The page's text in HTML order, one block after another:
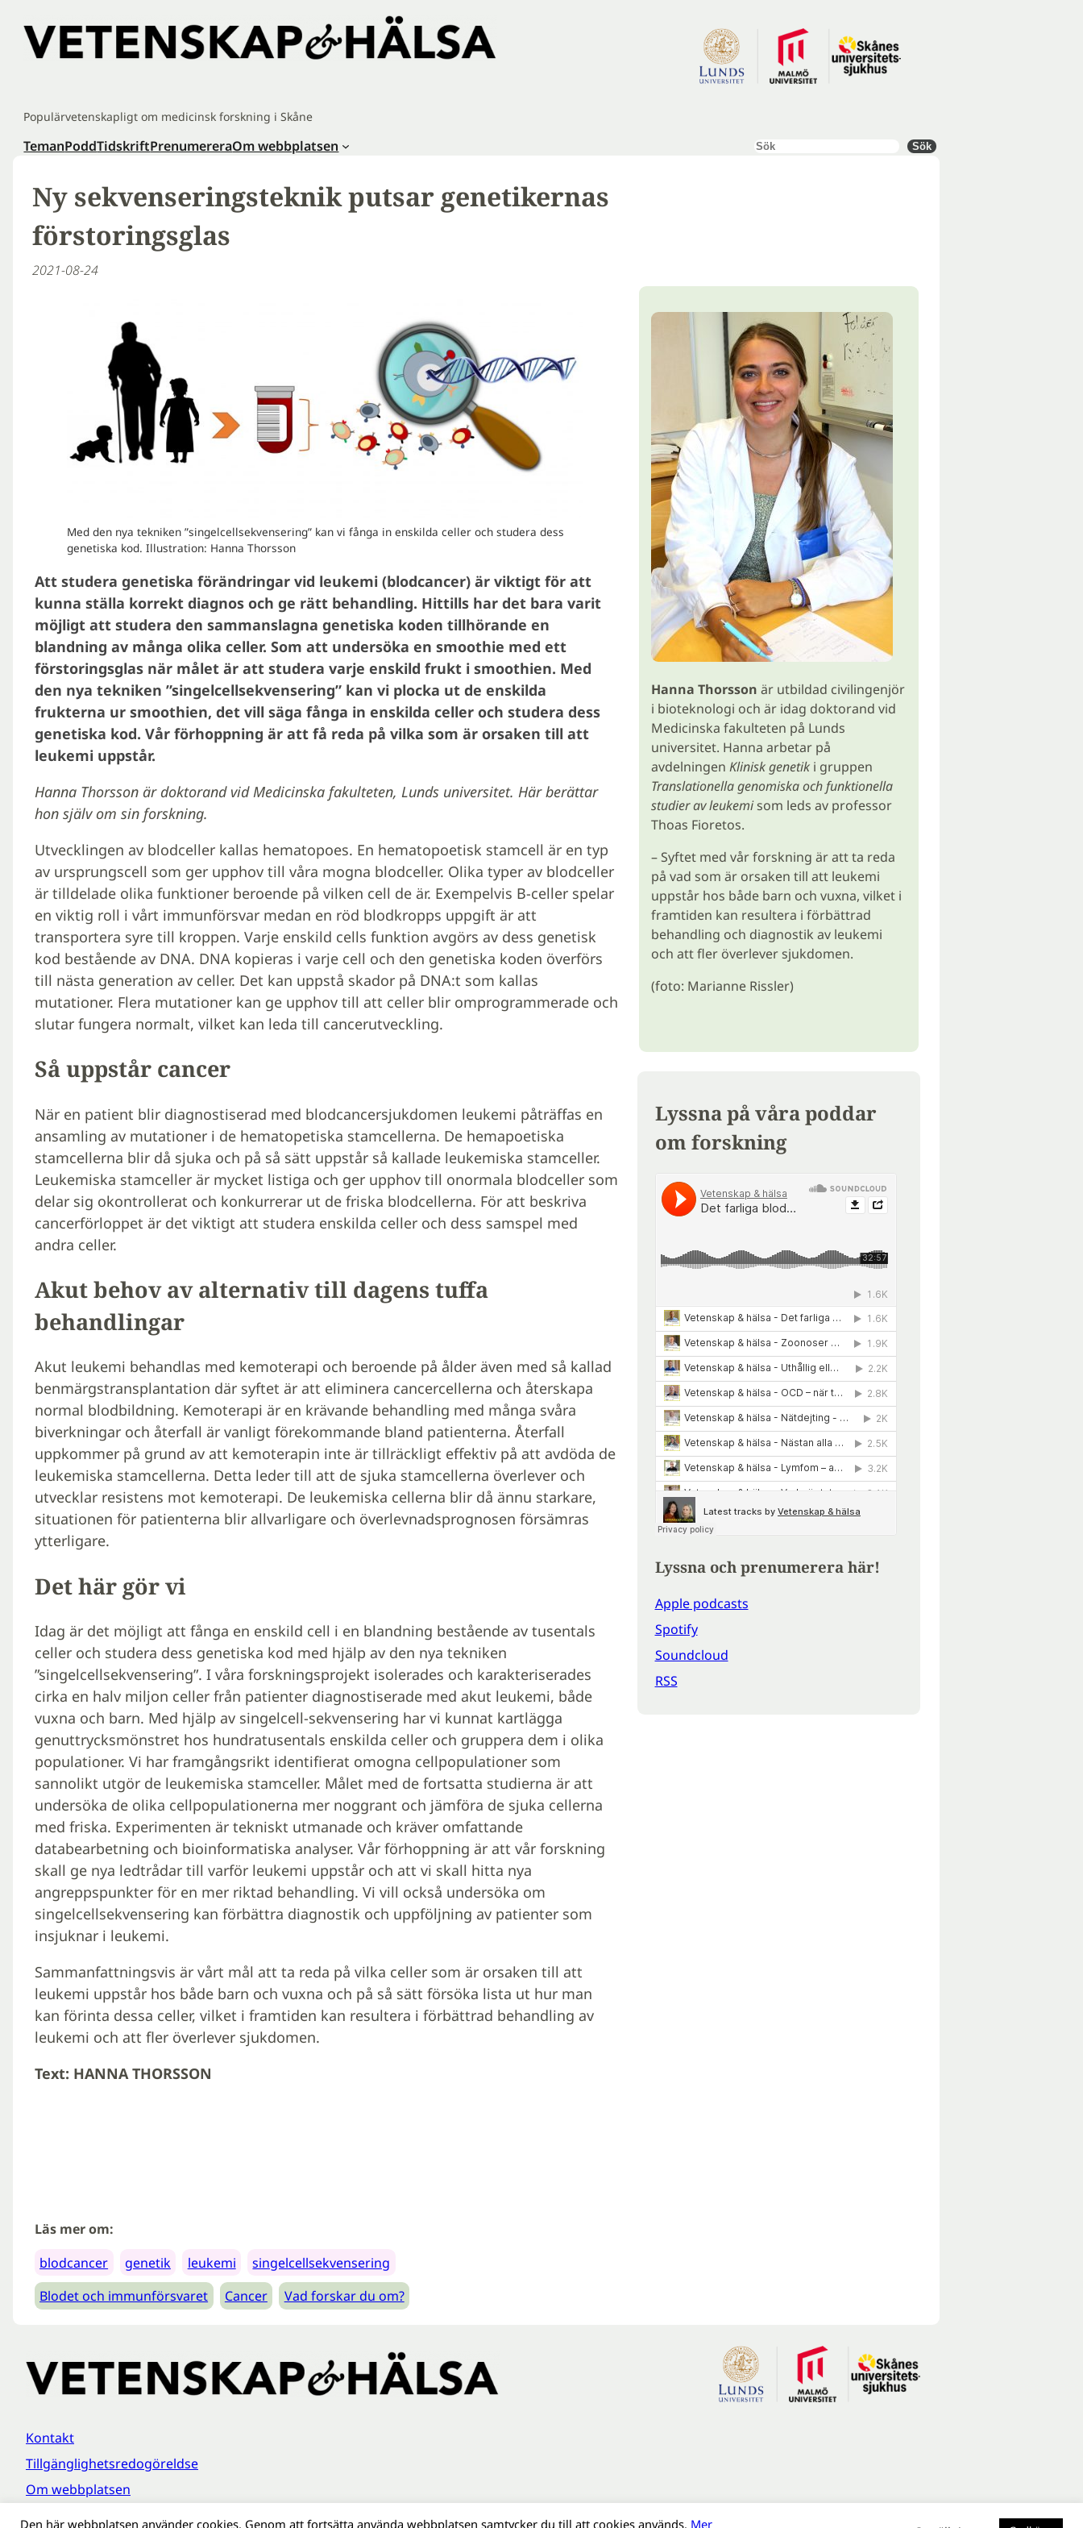
innehåll
Populärvetenskapligt om medicinsk forskning i Skåne
TemanPoddTidskriftPrenumereraOm webbplatsen Sök Sök
Ny sekvenseringsteknik putsar genetikernas
förstoringsglas
2021-08-24
Med den nya tekniken ”singelcellsekvensering” kan vi fånga in enskilda celler och studera dess
genetiska kod. Illustration: Hanna Thorsson
Att studera genetiska förändringar vid leukemi (blodcancer) är viktigt för att
kunna ställa korrekt diagnos och ge rätt behandling. Hittills har det bara varit
möjligt att studera den sammanslagna genetiska koden tillhörande en
blandning av många olika celler. Som att undersöka en smoothie med ett
förstoringsglas när målet är att studera varje enskild frukt i smoothien. Med
den nya tekniken ”singelcellsekvensering” kan vi plocka ut de enskilda
frukterna ur smoothien, det vill säga fånga in enskilda celler och studera dess
genetiska kod. Vår förhoppning är att få reda på vilka som är orsaken till att
leukemi uppstår.
Hanna Thorsson är doktorand vid Medicinska fakulteten, Lunds universitet. Här berättar
hon själv om sin forskning.
Utvecklingen av blodceller kallas hematopoes. En hematopoetisk stamcell är en typ
av ursprungscell som ger upphov till våra mogna blodceller. Olika typer av blodceller
är tilldelade olika funktioner beroende på vilken cell de är. Exempelvis B-celler spelar
en viktig roll i vårt immunförsvar medan en röd blodkropps uppgift är att
transportera syre till kroppen. Varje enskild cells funktion avgörs av dess genetisk
kod bestående av DNA. DNA kopieras i varje cell och den genetiska koden överförs
till nästa generation av celler. Det kan uppstå skador på DNA:t som kallas
mutationer. Flera mutationer kan ge upphov till att celler blir omprogrammerade och
slutar fungera normalt, vilket kan leda till cancerutveckling.
Så uppstår cancer
När en patient blir diagnostiserad med blodcancersjukdomen leukemi påträffas en
ansamling av mutationer i de hematopetiska stamcellerna. De hemapoetiska
stamcellerna blir då sjuka och på så sätt uppstår så kallade leukemiska stamceller.
Leukemiska stamceller är mycket listiga och ger upphov till onormala blodceller som
delar sig okontrollerat och konkurrerar ut de friska blodcellerna. För att beskriva
cancerförloppet är det viktigt att studera enskilda celler och dess samspel med
andra celler.
Akut behov av alternativ till dagens tuffa
behandlingar
Akut leukemi behandlas med kemoterapi och beroende på ålder även med så kallad
benmärgstransplantation där syftet är att eliminera cancercellerna och återskapa
normal blodbildning. Kemoterapi är en krävande behandling med många svåra
biverkningar och återfall är vanligt förekommande bland patienterna. Återfall
uppkommer på grund av att kemoterapin inte är tillräckligt effektiv på att avdöda de
leukemiska stamcellerna. Detta leder till att de sjuka stamcellerna överlever och
utvecklar resistens mot kemoterapi. De leukemiska cellerna blir då ännu starkare,
situationen för patienterna blir allvarligare och överlevnadsprognosen försämras
ytterligare.
Det här gör vi
Idag är det möjligt att fånga en enskild cell i en blandning bestående av tusentals
celler och studera dess genetiska kod med hjälp av den nya tekniken
”singelcellsekvensering”. I våra forskningsprojekt isolerades och karakteriserades
cirka en halv miljon celler från patienter diagnostiserade med akut leukemi, både
vuxna och barn. Med hjälp av singelcell-sekvensering har vi kunnat kartlägga
genuttrycksmönstret hos hundratusentals enskilda celler och gruppera dem i olika
populationer. Vi har framgångsrikt identifierat omogna cellpopulationer som
sannolikt utgör de leukemiska stamceller. Målet med de fortsatta studierna är att
undersöka de olika cellpopulationerna mer noggrant och jämföra de sjuka cellerna
med friska. Experimenten är tekniskt utmanade och kräver omfattande
databearbetning och bioinformatiska analyser. Vår förhoppning är att vår forskning
skall ge nya ledtrådar till varför leukemi uppstår och att vi skall hitta nya
angreppspunkter för en mer riktad behandling. Vi vill också undersöka om
singelcellsekvensering kan förbättra diagnostik och uppföljning av patienter som
insjuknar i leukemi.
Sammanfattningsvis är vårt mål att ta reda på vilka celler som är orsaken till att
leukemi uppstår hos både barn och vuxna och på så sätt försöka lista ut hur man
kan förinta dessa celler, vilket i framtiden kan resultera i förbättrad behandling av
leukemi och att fler överlever sjukdomen.
Text: HANNA THORSSON
Läs mer om:
blodcancer
genetik leukemi
singelcellsekvensering
Blodet och immunförsvaret
Cancer Vad forskar du om?
Hanna Thorsson är utbildad civilingenjör
i bioteknologi och är idag doktorand vid
Medicinska fakulteten på Lunds
universitet. Hanna arbetar på
avdelningen Klinisk genetiki gruppen
Translationella genomiska och funktionella
studier av leukemisom leds av professor
Thoas Fioretos.
– Syftet med vår forskning är att ta reda
på vad som är orsaken till att leukemi
uppstår hos både barn och vuxna, vilket i
framtiden kan resultera i förbättrad
behandling och diagnostik av leukemi
och att fler överlever sjukdomen.
(foto: Marianne Rissler)
Lyssna på våra poddar
om forskning
Lyssna och prenumerera här!
Apple podcasts
Spotify
Soundcloud
RSS
Kontakt
Tillgänglighetsredogöreldse
Om webbplatsen
Behandling av personuppgifter
Den här webbplatsen använder cookies. Genom att fortsätta använda webbplatsen samtycker du till att cookies används. Mer